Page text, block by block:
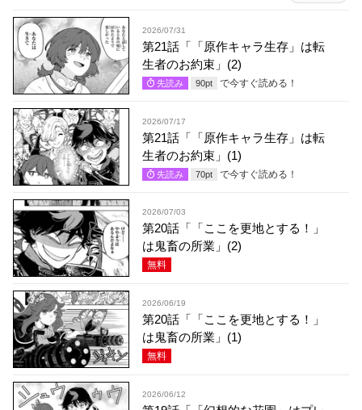
2026/07/31
第21話「「原作キャラ生存」は転
生者のお約束」(2)
先読み 90pt で今すぐ読める！
2026/07/17
第21話「「原作キャラ生存」は転
生者のお約束」(1)
先読み 70pt で今すぐ読める！
2026/07/03
第20話「「ここを更地とする！」
は鬼畜の所業」(2)
無料
2026/06/19
第20話「「ここを更地とする！」
は鬼畜の所業」(1)
無料
2026/06/12